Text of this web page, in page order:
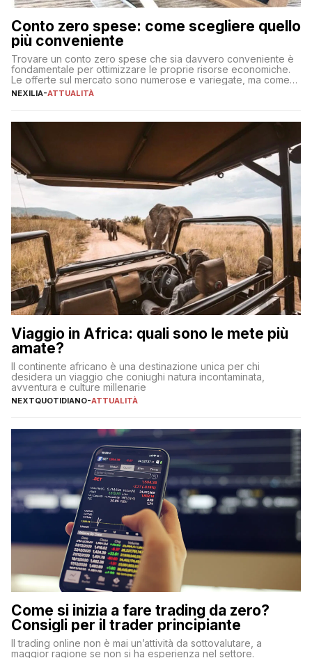
Conto zero spese: come scegliere quello
più conveniente
Trovare un conto zero spese che sia davvero conveniente è
fondamentale per ottimizzare le proprie risorse economiche.
Le offerte sul mercato sono numerose e variegate, ma come
individuare quella più adatta alle proprie esigenze senza
sul […]
NEXILIA-ATTUALITÀ
Viaggio in Africa: quali sono le mete più
amate?
Il continente africano è una destinazione unica per chi
desidera un viaggio che coniughi natura incontaminata,
avventura e culture millenarie
NEXTQUOTIDIANO-ATTUALITÀ
Come si inizia a fare trading da zero?
Consigli per il trader principiante
Il trading online non è mai un’attività da sottovalutare, a
maggior ragione se non si ha esperienza nel settore.